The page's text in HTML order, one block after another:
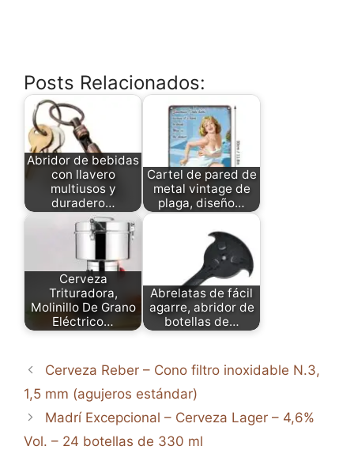
Posts Relacionados:
Abridor de bebidas
con llavero
multiusos y
duradero…
Cartel de pared de
metal vintage de
plaga, diseño…
Cerveza
Trituradora,
Molinillo De Grano
Eléctrico…
Abrelatas de fácil
agarre, abridor de
botellas de…
Cerveza Reber – Cono filtro inoxidable N.3,
1,5 mm (agujeros estándar)
Madrí Excepcional – Cerveza Lager – 4,6%
Vol. – 24 botellas de 330 ml